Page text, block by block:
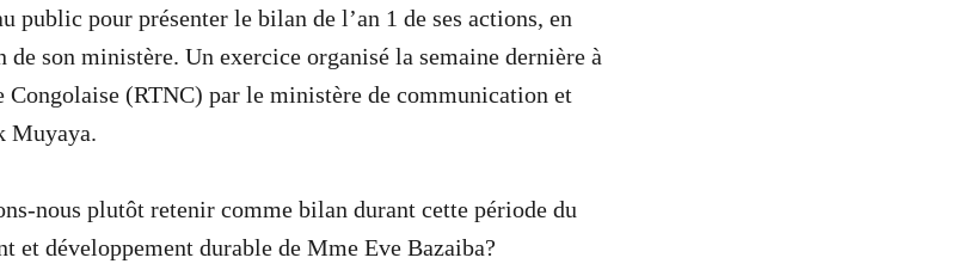
public pour présenter le bilan de l’an 1 de ses actions, en
de son ministère. Un exercice organisé la semaine dernière à
(RTNC) par le ministère de communication et
Muyaya.
nous plutôt retenir comme bilan durant cette période du
et développement durable de Mme Eve Bazaiba?